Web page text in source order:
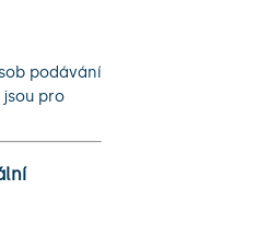
podávání
pro